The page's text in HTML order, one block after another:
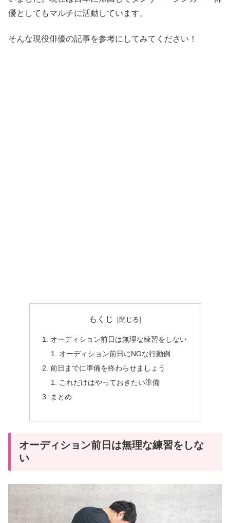
優としてもマルチに活動しています。
そんな現役俳優の記事を参考にしてみてください！
もくじ
オーディション前日は無理な練習をしない
オーディション前日にNGな行動例
前日までに準備を終わらせましょう
これだけはやっておきたい準備
まとめ
オーディション前日は無理な練習をしな
い